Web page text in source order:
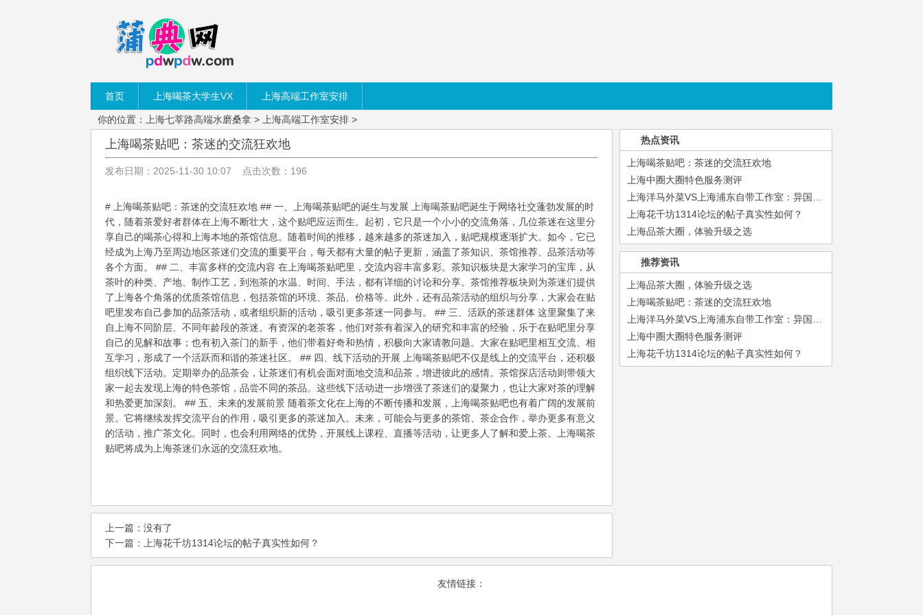
首页 上海喝茶大学生VX 上海高端工作室安排
你的位置： 上海七莘路高端水磨桑拿 > 上海高端工作室安排 >
上海喝茶贴吧：茶迷的交流狂欢地
发布日期：2025-11-30 10:07 点击次数：196
# 上海喝茶贴吧：茶迷的交流狂欢地 ## 一、上海喝茶贴吧的诞生与发展 上海喝茶贴吧诞生于网络社交蓬勃发展的时
代，随着茶爱好者群体在上海不断壮大，这个贴吧应运而生。起初，它只是一个小小的交流角落，几位茶迷在这里分
享自己的喝茶心得和上海本地的茶馆信息。随着时间的推移，越来越多的茶迷加入，贴吧规模逐渐扩大。如今，它已
经成为上海乃至周边地区茶迷们交流的重要平台，每天都有大量的帖子更新，涵盖了茶知识、茶馆推荐、品茶活动等
各个方面。 ## 二、丰富多样的交流内容 在上海喝茶贴吧里，交流内容丰富多彩。茶知识板块是大家学习的宝库，从
茶叶的种类、产地、制作工艺，到泡茶的水温、时间、手法，都有详细的讨论和分享。茶馆推荐板块则为茶迷们提供
了上海各个角落的优质茶馆信息，包括茶馆的环境、茶品、价格等。此外，还有品茶活动的组织与分享，大家会在贴
吧里发布自己参加的品茶活动，或者组织新的活动，吸引更多茶迷一同参与。 ## 三、活跃的茶迷群体 这里聚集了来
自上海不同阶层、不同年龄段的茶迷。有资深的老茶客，他们对茶有着深入的研究和丰富的经验，乐于在贴吧里分享
自己的见解和故事；也有初入茶门的新手，他们带着好奇和热情，积极向大家请教问题。大家在贴吧里相互交流、相
互学习，形成了一个活跃而和谐的茶迷社区。 ## 四、线下活动的开展 上海喝茶贴吧不仅是线上的交流平台，还积极
组织线下活动。定期举办的品茶会，让茶迷们有机会面对面地交流和品茶，增进彼此的感情。茶馆探店活动则带领大
家一起去发现上海的特色茶馆，品尝不同的茶品。这些线下活动进一步增强了茶迷们的凝聚力，也让大家对茶的理解
和热爱更加深刻。 ## 五、未来的发展前景 随着茶文化在上海的不断传播和发展，上海喝茶贴吧也有着广阔的发展前
景。它将继续发挥交流平台的作用，吸引更多的茶迷加入。未来，可能会与更多的茶馆、茶企合作，举办更多有意义
的活动，推广茶文化。同时，也会利用网络的优势，开展线上课程、直播等活动，让更多人了解和爱上茶。上海喝茶
贴吧将成为上海茶迷们永远的交流狂欢地。
上一篇：没有了
下一篇：
上海花千坊1314论坛的帖子真实性如何？
热点资讯
上海喝茶贴吧：茶迷的交流狂欢地
上海中圈大圈特色服务测评
上海花千坊1314论坛的帖子真实性如何？
上海品茶大圈，体验升级之选
推荐资讯
上海品茶大圈，体验升级之选
上海喝茶贴吧：茶迷的交流狂欢地
上海中圈大圈特色服务测评
上海花千坊1314论坛的帖子真实性如何？
友情链接：